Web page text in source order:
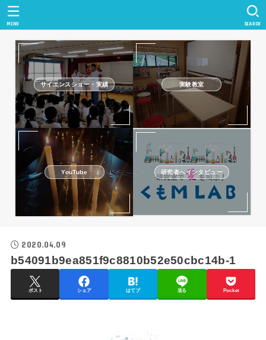
SEARCH
MENU
サイエンスショー・実績 実験教室
YouTube 研究者へインタビュー
2020.04.09
b54091b9ea851f9c8810b52e50cbc14b-1
ポスト シェア はてブ 送る Pocket